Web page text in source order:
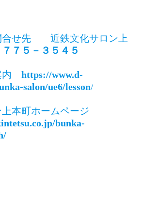
合せ先 近鉄文化サロン上
７７５－３５４５
内https://www.d-
salon/ue6/lesson/
本町ホームページ
bunka-